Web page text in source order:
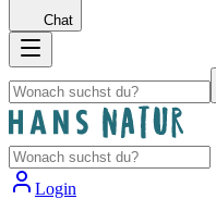
Chat
Login